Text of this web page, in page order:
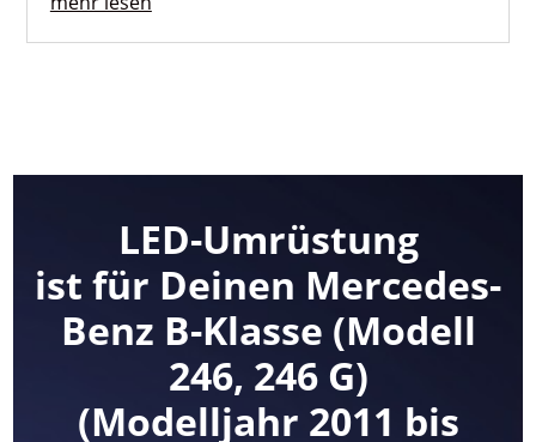
LED-Umrüstung
ist für Deinen Mercedes-
Benz B-Klasse (Modell
246, 246 G)
(Modelljahr 2011 bis